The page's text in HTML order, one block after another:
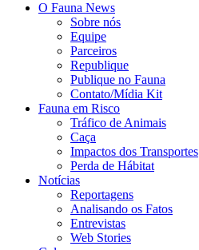
O Fauna News
Sobre nós
Equipe
Parceiros
Republique
Publique no Fauna
Contato/Mídia Kit
Fauna em Risco
Tráfico de Animais
Caça
Impactos dos Transportes
Perda de Hábitat
Notícias
Reportagens
Analisando os Fatos
Entrevistas
Web Stories